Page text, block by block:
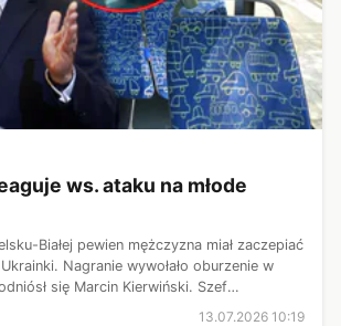
ws. ataku na młode
Białej pewien mężczyzna miał zaczepiać
Nagranie wywołało oburzenie w
się Marcin Kierwiński. Szef
13.07.2026 10:19